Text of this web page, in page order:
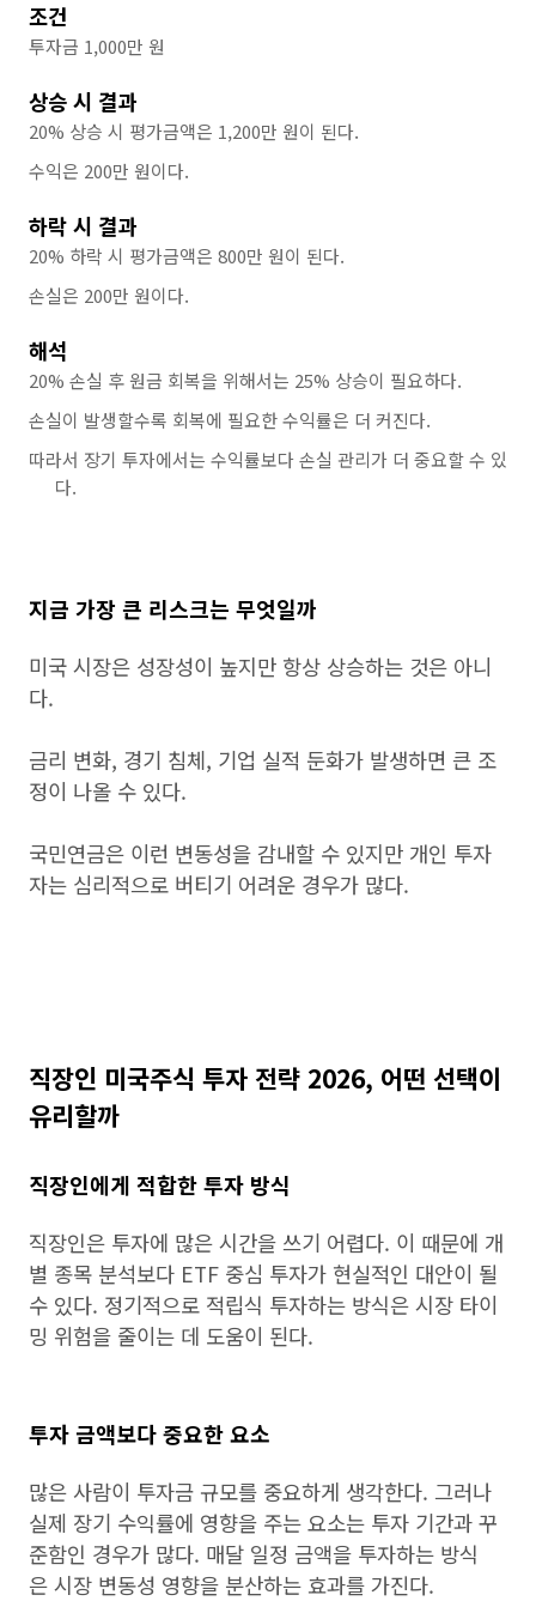
조건
투자금 1,000만 원
상승 시 결과
20% 상승 시 평가금액은 1,200만 원이 된다.
수익은 200만 원이다.
하락 시 결과
20% 하락 시 평가금액은 800만 원이 된다.
손실은 200만 원이다.
해석
20% 손실 후 원금 회복을 위해서는 25% 상승이 필요하다.
손실이 발생할수록 회복에 필요한 수익률은 더 커진다.
따라서 장기 투자에서는 수익률보다 손실 관리가 더 중요할 수 있
다.
지금 가장 큰 리스크는 무엇일까
미국 시장은 성장성이 높지만 항상 상승하는 것은 아니
다.
금리 변화, 경기 침체, 기업 실적 둔화가 발생하면 큰 조
정이 나올 수 있다.
국민연금은 이런 변동성을 감내할 수 있지만 개인 투자
자는 심리적으로 버티기 어려운 경우가 많다.
직장인 미국주식 투자 전략 2026, 어떤 선택이
유리할까
직장인에게 적합한 투자 방식
직장인은 투자에 많은 시간을 쓰기 어렵다. 이 때문에 개
별 종목 분석보다 ETF 중심 투자가 현실적인 대안이 될
수 있다. 정기적으로 적립식 투자하는 방식은 시장 타이
밍 위험을 줄이는 데 도움이 된다.
투자 금액보다 중요한 요소
많은 사람이 투자금 규모를 중요하게 생각한다. 그러나
실제 장기 수익률에 영향을 주는 요소는 투자 기간과 꾸
준함인 경우가 많다. 매달 일정 금액을 투자하는 방식
은 시장 변동성 영향을 분산하는 효과를 가진다.